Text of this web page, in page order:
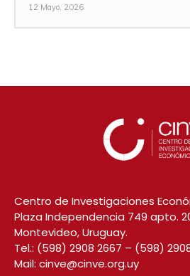
12 Mayo, 2026
Centro de Investigaciones
Plaza Independencia 749 apto.
Montevideo, Uruguay.
Tel.: (598) 2908 2667 – (598)
Mail: cinve@cinve.org.uy